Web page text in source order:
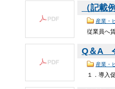
（記載
産業・
従業員へ
Q＆A
産業・
１．導入